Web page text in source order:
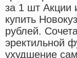
за 1 шт Акции
купить
рублей.
эректильной
ухудшение